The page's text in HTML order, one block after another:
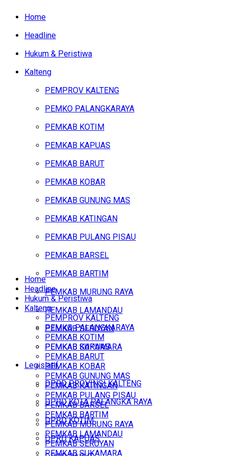
Home
Headline
Hukum & Peristiwa
Kalteng
PEMPROV KALTENG
PEMKO PALANGKARAYA
PEMKAB KOTIM
PEMKAB KAPUAS
PEMKAB BARUT
PEMKAB KOBAR
PEMKAB GUNUNG MAS
PEMKAB KATINGAN
PEMKAB PULANG PISAU
PEMKAB BARSEL
PEMKAB BARTIM
PEMKAB MURUNG RAYA
PEMKAB LAMANDAU
PEMKAB SERUYAN
PEMKAB SUKAMARA
Legislatif
DPRD PROVINSI KALTENG
DPRD KOTA PALANGKA RAYA
DPRD KOTIM
DPRD KAPUAS
Home
Headline
Hukum & Peristiwa
Kalteng
PEMPROV KALTENG
PEMKO PALANGKARAYA
PEMKAB KOTIM
PEMKAB KAPUAS
PEMKAB BARUT
PEMKAB KOBAR
PEMKAB GUNUNG MAS
PEMKAB KATINGAN
PEMKAB PULANG PISAU
PEMKAB BARSEL
PEMKAB BARTIM
PEMKAB MURUNG RAYA
PEMKAB LAMANDAU
PEMKAB SERUYAN
PEMKAB SUKAMARA